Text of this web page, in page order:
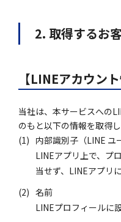
2. 取得するお
【LINEアカウント
当社は、本サービスへの
のもと以下の情報を取得し
(1) 内部識別子（LINE ユ
LINEアプリ上で、プ
当せず、LINEアプリ
(2) 名前
LINEプロフィールに